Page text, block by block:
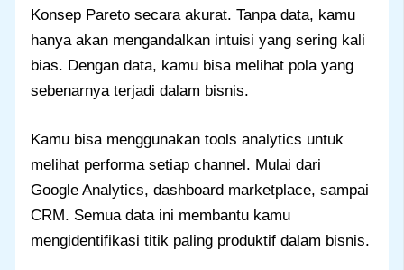
Konsep Pareto secara akurat. Tanpa data, kamu
hanya akan mengandalkan intuisi yang sering kali
bias. Dengan data, kamu bisa melihat pola yang
sebenarnya terjadi dalam bisnis.
Kamu bisa menggunakan tools analytics untuk
melihat performa setiap channel. Mulai dari
Google Analytics, dashboard marketplace, sampai
CRM. Semua data ini membantu kamu
mengidentifikasi titik paling produktif dalam bisnis.